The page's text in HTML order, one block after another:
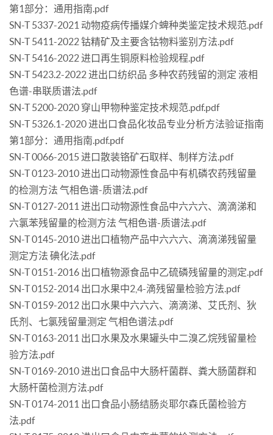
第1部分：通用指南.pdf
SN-T 5337-2021 动物疫病传播媒介蜱种类鉴定技术规范.pdf
SN-T 5411-2022 钴精矿及主要含钴物料鉴别方法.pdf
SN-T 5416-2022 进口再生铜原料检验规程.pdf
SN-T 5423.2-2022 进出口纺织品 多种农药残留的测定 液相
色谱-串联质谱法.pdf
SN-T 5200-2020 穿山甲物种鉴定技术规范.pdf.pdf
SN-T 5326.1-2020 进出口食品化妆品专业分析方法验证指南
第1部分：通用指南.pdf.pdf
SN-T 0066-2015 进口散装铬矿石取样、制样方法.pdf
SN-T 0123-2010 进出口动物源性食品中有机磷农药残留量
的检测方法 气相色谱-质谱法.pdf
SN-T 0127-2011 进出口动物源性食品中六六六、滴滴涕和
六氯苯残留量的检测方法 气相色谱-质谱法.pdf
SN-T 0145-2010 进出口植物产品中六六六、滴滴涕残留量
测定方法 碘化法.pdf
SN-T 0151-2016 出口植物源食品中乙硫磷残留量的测定.pdf
SN-T 0152-2014 出口水果中2,4-滴残留量检验方法.pdf
SN-T 0159-2012 出口水果中六六六、滴滴涕、艾氏剂、狄
氏剂、七氯残留量测定 气相色谱法.pdf
SN-T 0163-2011 出口水果及水果罐头中二溴乙烷残留量检
验方法.pdf
SN-T 0169-2010 进出口食品中大肠杆菌群、粪大肠菌群和
大肠杆菌检测方法.pdf
SN-T 0174-2011 出口食品小肠结肠炎耶尔森氏菌检验方
法.pdf